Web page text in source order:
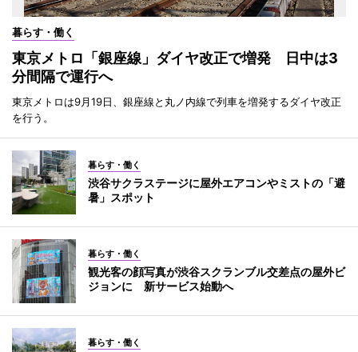
暮らす・働く
東京メトロ「銀座線」ダイヤ改正で増発 日中は3
分間隔で運行へ
東京メトロは9月19日、銀座線と丸ノ内線で列車を増発するダイヤ改正
を行う。
暮らす・働く
渋谷サクラステージに屋外エアコンやミストの「避
暑」スポット
暮らす・働く
観光客の顔写真が渋谷スクランブル交差点の屋外ビ
ジョンに 新サービス始動へ
暮らす・働く